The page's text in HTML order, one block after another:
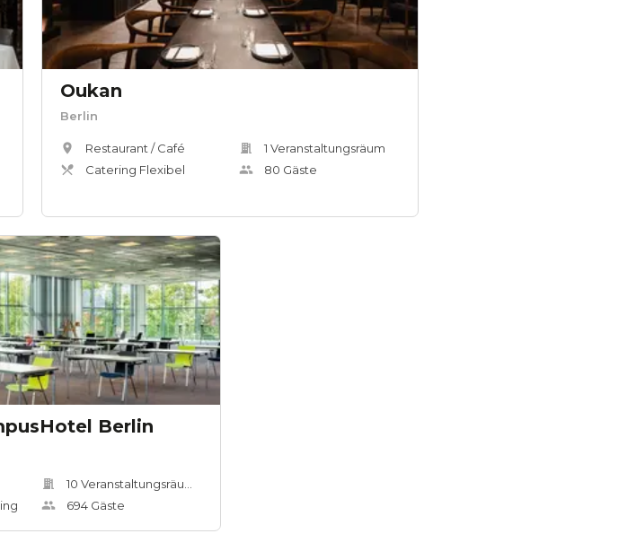
Oukan
Berlin
Restaurant / Café
Catering Flexibel
1 Veranstaltungsräum
80 Gäste
Berlin
10 Veranstaltungsräum
694 Gäste